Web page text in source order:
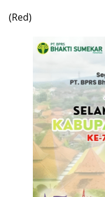
(Red)